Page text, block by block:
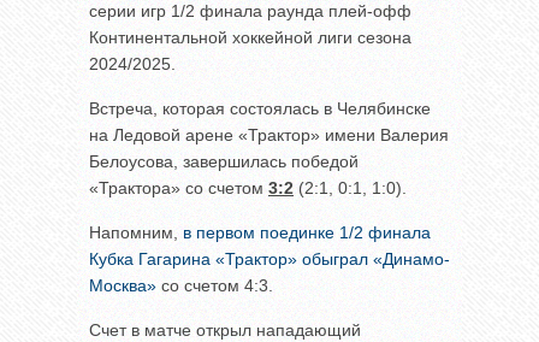
серии игр 1/2 финала раунда плей-офф
Континентальной хоккейной лиги сезона
2024/2025.
Встреча, которая состоялась в Челябинске
на Ледовой арене «Трактор» имени Валерия
Белоусова, завершилась победой
«Трактора» со счетом 3:2 (2:1, 0:1, 1:0).
Напомним, в первом поединке 1/2 финала
Кубка Гагарина «Трактор» обыграл «Динамо-
Москва» со счетом 4:3.
Счет в матче открыл нападающий